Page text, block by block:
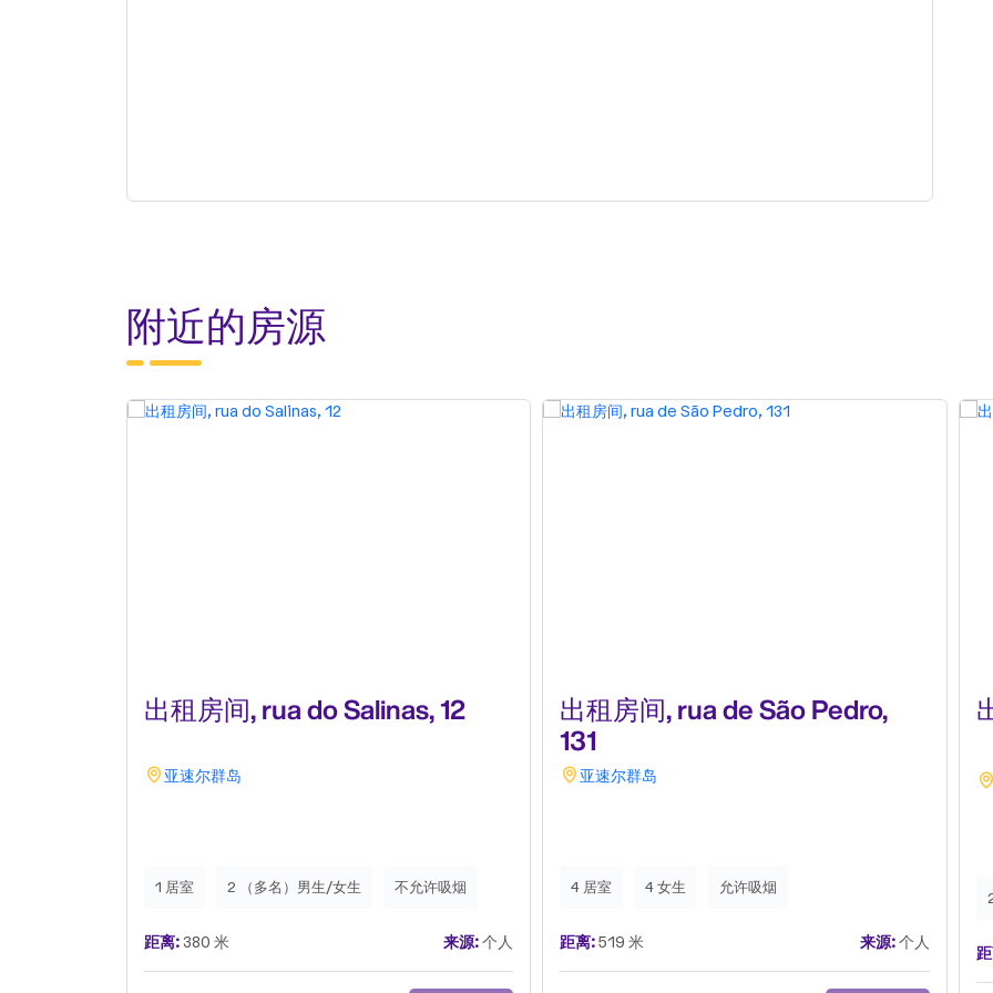
附近的房源
出租房间, rua do Salinas, 12
亚速尔群岛
1 居室 2 （多名）男生/女生 不允许吸烟
距离: 380 米 来源:个人
出租房间, rua de São Pedro,
131
亚速尔群岛
4 居室 4 女生 允许吸烟
距离:519 米 来源:个人